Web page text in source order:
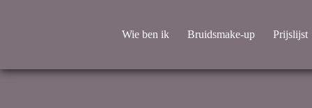
Wie ben ik Bruidsmake-up Prijslijst